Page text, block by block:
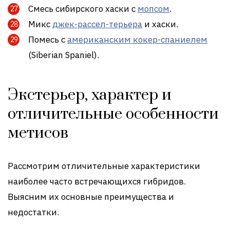
Смесь сибирского хаски с мопсом.
Миксджек-рассел-терьера и хаски.
Помесь самериканским кокер-спаниелем
(Siberian Spaniel).
Экстерьер, характер и
отличительные особенности
метисов
Рассмотрим отличительные характеристики
наиболее часто встречающихся гибридов.
Выясним их основные преимущества и
недостатки.